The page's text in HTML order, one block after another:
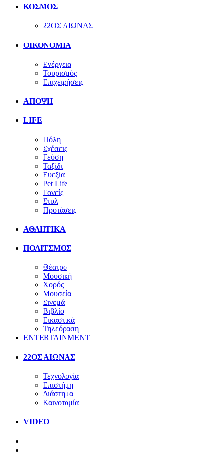
ΚΟΣΜΟΣ
22ΟΣ ΑΙΩΝΑΣ
ΟΙΚΟΝΟΜΙΑ
Ενέργεια
Τουρισμός
Επιχειρήσεις
ΑΠΟΨΗ
LIFE
Πόλη
Σχέσεις
Γεύση
Ταξίδι
Ευεξία
Pet Life
Γονείς
Στυλ
Προτάσεις
ΑΘΛΗΤΙΚΑ
ΠΟΛΙΤΣΜΟΣ
Θέατρο
Μουσική
Χορός
Μουσεία
Σινεμά
Βιβλίο
Εικαστικά
Τηλεόραση
ENTERTAINMENT
22ΟΣ ΑΙΩΝΑΣ
Τεχνολογία
Επιστήμη
Διάστημα
Καινοτομία
VIDEO